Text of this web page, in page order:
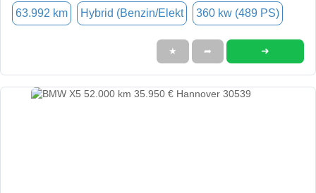
63.992 km Hybrid (Benzin/Elekt 360 kw (489 PS)
★ ➦ ➜